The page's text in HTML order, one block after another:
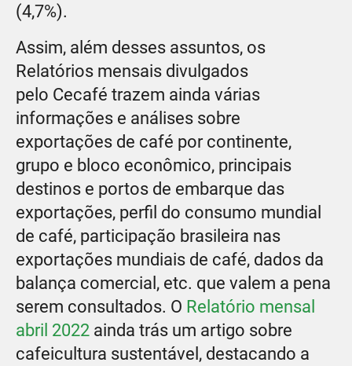
(4,7%).
Assim, além desses assuntos, os
Relatórios mensais divulgados
pelo Cecafé trazem ainda várias
informações e análises sobre
exportações de café por continente,
grupo e bloco econômico, principais
destinos e portos de embarque das
exportações, perfil do consumo mundial
de café, participação brasileira nas
exportações mundiais de café, dados da
balança comercial, etc. que valem a pena
serem consultados. O Relatório mensal
abril 2022 ainda trás um artigo sobre
cafeicultura sustentável, destacando a